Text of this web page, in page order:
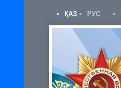
ҚАЗ РУС